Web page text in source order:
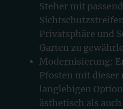
Steher mit
Privatsphäre und
Garten zu
Modernisierung:
Pfosten mit dieser
langlebigen
ästhetisch als